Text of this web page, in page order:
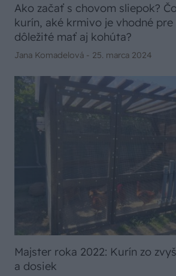
Ako začať s chovom sliepok?
kurín, aké krmivo je vhodné
dôležité mať aj kohúta?
Jana Komadelová - 25. marca 2024
Majster roka 2022: Kurín zo
a dosiek